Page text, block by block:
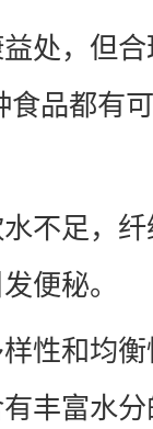
处，但
品都有
不足，
便秘。
性和均
丰富水